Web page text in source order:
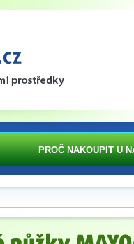
PROČ NAKOUPIT U